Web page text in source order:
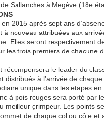
de Sallanches à Megève (18e
2015 après sept ans
à nouveau attribuées aux
Elles seront respectivement
les trois premiers de chacune
récompensera le leader du
distribués à l’arrivée de chaque
unique dans les étapes en
à pois rouges sera porté par
meilleur grimpeur. Les points
de chaque col ou côte et